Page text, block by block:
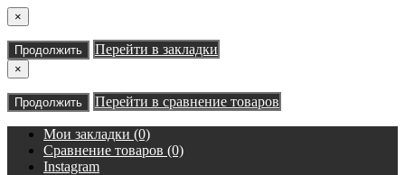
×
Продолжить Перейти в закладки
×
Продолжить Перейти в сравнение товаров
Мои закладки (0)
Сравнение товаров (0)
Instagram